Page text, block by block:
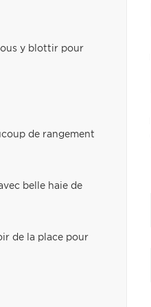
y blottir pour
de rangement
belle haie de
de la place pour